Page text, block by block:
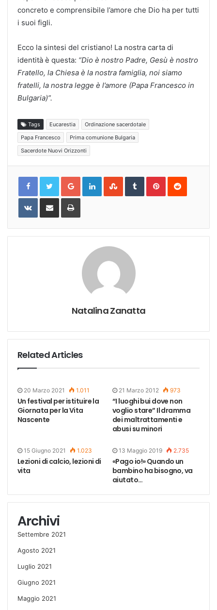
concreto e comprensibile l’amore che Dio ha per tutti
i suoi figli.
Ecco la sintesi del cristiano! La nostra carta di
identità è questa: “Dio è nostro Padre, Gesù è nostro
Fratello, la Chiesa è la nostra famiglia, noi siamo
fratelli, la nostra legge è l’amore (Papa Francesco in
Bulgaria)”.
Tags Eucarestia
Ordinazione sacerdotale
Papa Francesco
Prima comunione Bulgaria
Sacerdote Nuovi Orizzonti
Google+LinkedInStumbleUpon
TumblrPinterestReddit
VKontakteShare
Email
Print
Natalina Zanatta
Related Articles
20 Marzo 2021 1.011
Un festival per istituire la
Giornata per la Vita
Nascente
21 Marzo 2012 973
“I luoghi bui dove non
voglio stare” Il dramma
dei maltrattamenti e
abusi su minori
15 Giugno 2021 1.023
Lezioni di calcio, lezioni di
vita
13 Maggio 2019 2.735
«Pago io!» Quando un
bambino ha bisogno, va
aiutato…
Archivi
Settembre 2021
Agosto 2021
Luglio 2021
Giugno 2021
Maggio 2021